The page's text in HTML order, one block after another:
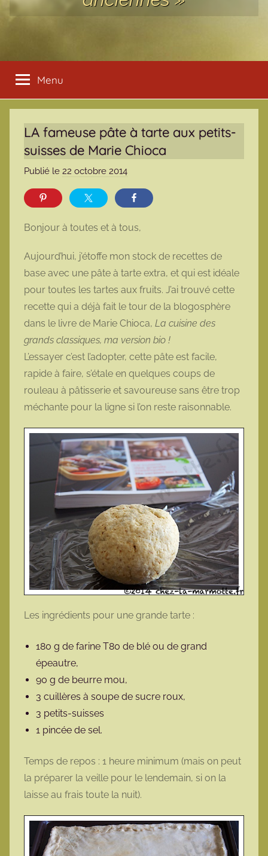
Menu
LA fameuse pâte à tarte aux petits-
suisses de Marie Chioca
Publié le 22 octobre 2014
a
a
o
t
t
e
Bonjour à toutes et à tous,
Aujourd’hui, j’étoffe mon stock de recettes de
base avec une pâte à tarte extra, et qui est idéale
pour toutes les tartes aux fruits. J’ai trouvé cette
recette qui a déjà fait le tour de la blogosphère
dans le livre de Marie Chioca, La cuisine des
grands classiques, ma version bio !
L’essayer c’est l’adopter, cette pâte est facile,
rapide à faire, s’étale en quelques coups de
rouleau à pâtisserie et savoureuse sans être trop
méchante pour la ligne si l’on reste raisonnable.
Les ingrédients pour une grande tarte :
180 g de farine T80 de blé ou de grand
épeautre,
90 g de beurre mou,
3 cuillères à soupe de sucre roux,
3 petits-suisses
1 pincée de sel.
Temps de repos : 1 heure minimum (mais on peut
la préparer la veille pour le lendemain, si on la
laisse au frais toute la nuit).